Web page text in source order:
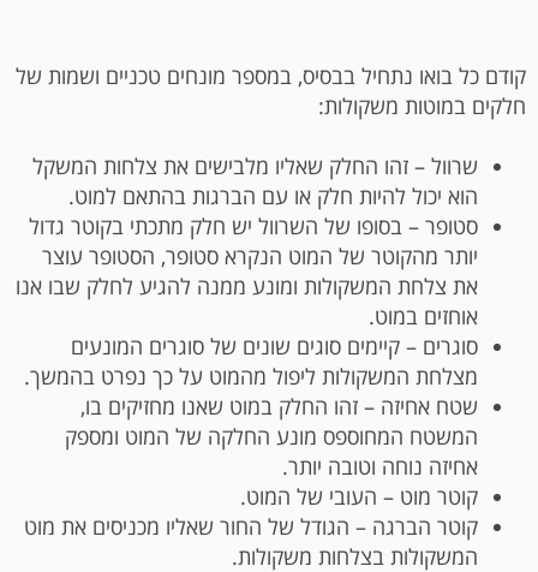
קודם כל בואו נתחיל בבסיס, במספר מונחים טכניים ושמות של
חלקים במוטות משקולות:
שרוול – זהו החלק שאליו מלבישים את צלחות המשקל
הוא יכול להיות חלק או עם הברגות בהתאם למוט.
סטופר – בסופו של השרוול יש חלק מתכתי בקוטר גדול
יותר מהקוטר של המוט הנקרא סטופר, הסטופר עוצר
את צלחת המשקולות ומונע ממנה להגיע לחלק שבו אנו
אוחזים במוט.
סוגרים – קיימים סוגים שונים של סוגרים המונעים
מצלחת המשקולות ליפול מהמוט על כך נפרט בהמשך.
שטח אחיזה – זהו החלק במוט שאנו מחזיקים בו,
המשטח המחוספס מונע החלקה של המוט ומספק
אחיזה נוחה וטובה יותר.
קוטר מוט – העובי של המוט.
קוטר הברגה – הגודל של החור שאליו מכניסים את מוט
המשקולות בצלחות משקולות.